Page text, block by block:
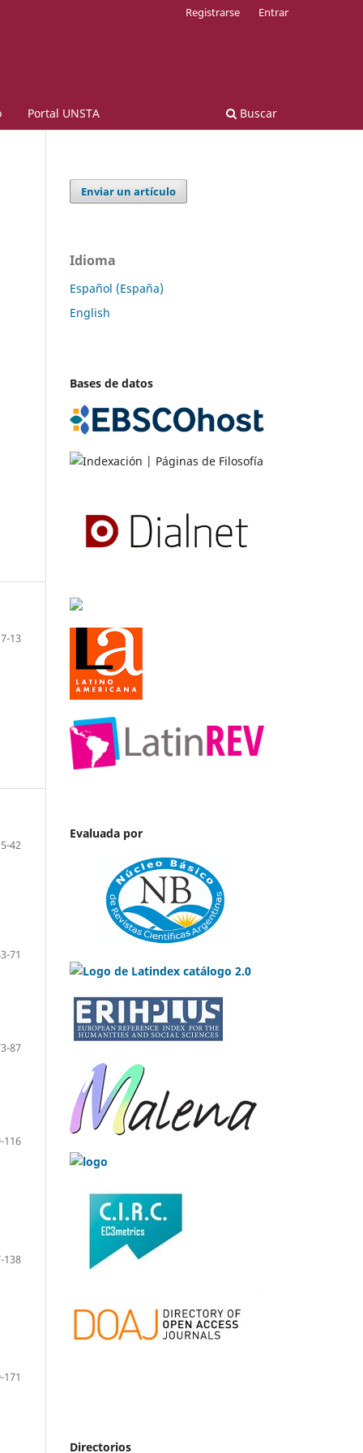
Portal UNSTA Buscar
Registrarse Entrar
7-13
42
71
87
116
138
171
Enviar un artículo
Idioma
Español (España)
English
Bases de datos
Evaluada por
Directorios